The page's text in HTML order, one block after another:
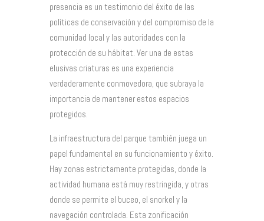
presencia es un testimonio del éxito de las
políticas de conservación y del compromiso de la
comunidad local y las autoridades con la
protección de su hábitat. Ver una de estas
elusivas criaturas es una experiencia
verdaderamente conmovedora, que subraya la
importancia de mantener estos espacios
protegidos.
La infraestructura del parque también juega un
papel fundamental en su funcionamiento y éxito.
Hay zonas estrictamente protegidas, donde la
actividad humana está muy restringida, y otras
donde se permite el buceo, el snorkel y la
navegación controlada. Esta zonificación